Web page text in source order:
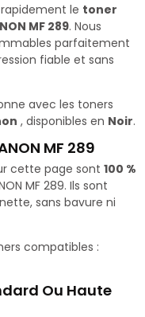
le toner
MF 289. Nous
parfaitement
fiable et sans
avec les toners
, disponibles en Noir.
MF 289
cette page sont 100 %
MF 289. Ils sont
sans bavure ni
compatibles :
Ou Haute